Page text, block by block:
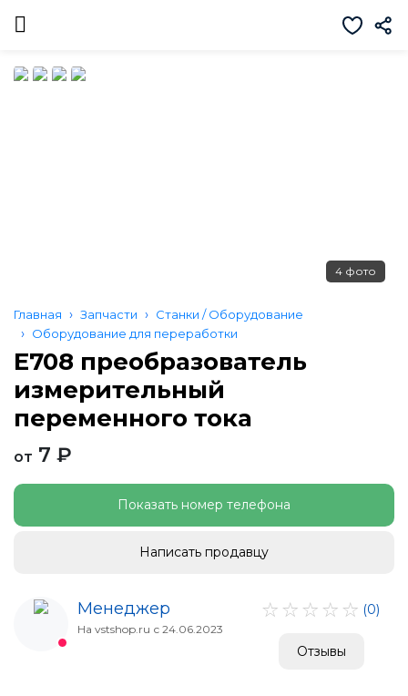
4 фото
Главная Запчасти
Станки / Оборудование
Оборудование для переработки
Е708 преобразователь
измерительный
переменного тока
от 7 ₽
Показать номер телефона
Написать продавцу
Менеджер
На vstshop.ru с 24.06.2023
(0)
Отзывы